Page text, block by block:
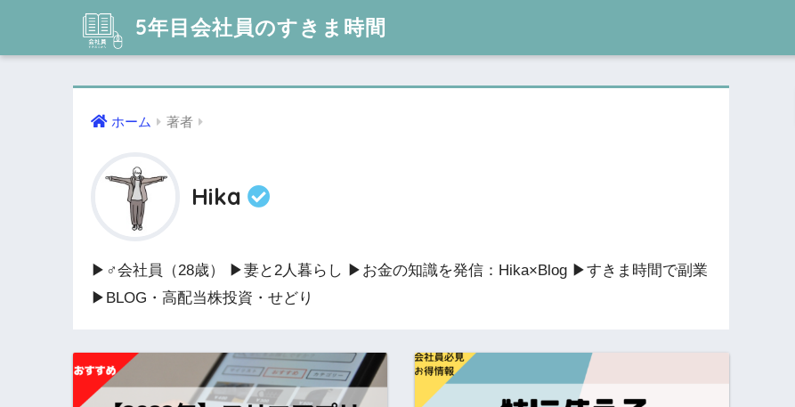
5年目会社員のすきま時間
ホーム 著者
Hika
▶︎♂会社員（28歳） ▶︎妻と2人暮らし ▶︎お金の知識を発信：Hika×Blog ▶︎すきま時間で副業
▶︎BLOG・高配当株投資・せどり